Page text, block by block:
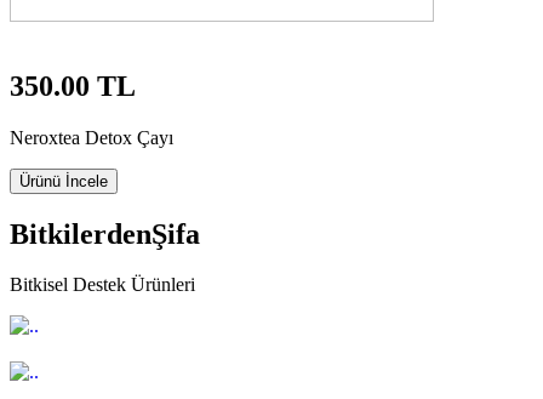
350.00 TL
Neroxtea Detox Çayı
Ürünü İncele
BitkilerdenŞifa
Bitkisel Destek Ürünleri